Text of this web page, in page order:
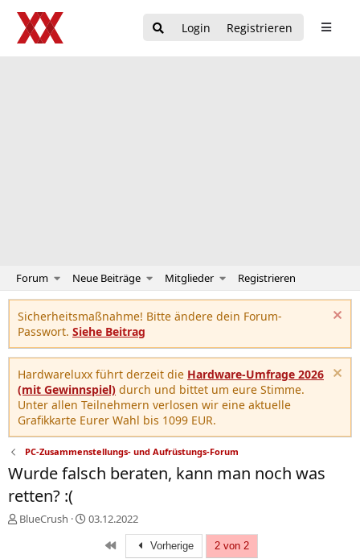
Login Registrieren
Forum Neue Beiträge Mitglieder Registrieren
Sicherheitsmaßnahme! Bitte ändere dein Forum-
Passwort. Siehe Beitrag
Hardwareluxx führt derzeit die Hardware-Umfrage 2026
(mit Gewinnspiel) durch und bittet um eure Stimme.
Unter allen Teilnehmern verlosen wir eine aktuelle
Grafikkarte Eurer Wahl bis 1099 EUR.
PC-Zusammenstellungs- und Aufrüstungs-Forum
Wurde falsch beraten, kann man noch was
retten? :(
E
BlueCrush
E
03.12.2022
Erste Vorherige 2 von 2